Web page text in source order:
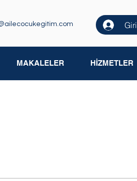
MAKALELER HİZMETLER